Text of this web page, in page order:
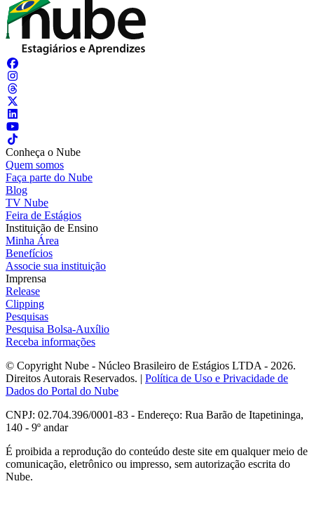
Conheça o Nube
Quem somos
Faça parte do Nube
Blog
TV Nube
Feira de Estágios
Instituição de Ensino
Minha Área
Benefícios
Associe sua instituição
Imprensa
Release
Clipping
Pesquisas
Pesquisa Bolsa-Auxílio
Receba informações
© Copyright Nube - Núcleo Brasileiro de Estágios LTDA - 2026.
Direitos Autorais Reservados. | Política de Uso e Privacidade de
Dados do Portal do Nube
CNPJ: 02.704.396/0001-83 - Endereço: Rua Barão de Itapetininga,
140 - 9º andar
É proibida a reprodução do conteúdo deste site em qualquer meio de
comunicação, eletrônico ou impresso, sem autorização escrita do
Nube.